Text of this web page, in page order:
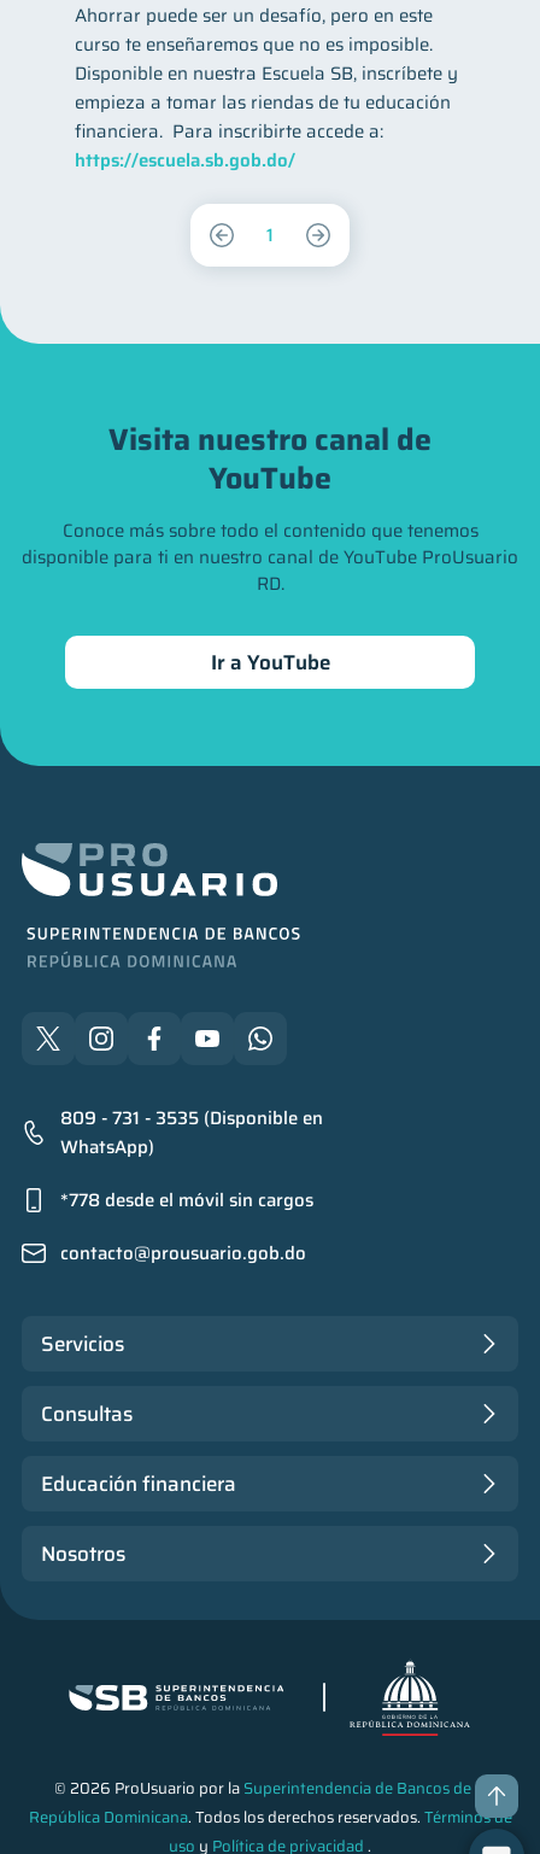
Visita nuestro canal de
YouTube
Conoce más sobre todo el contenido que tenemos
disponible para ti en nuestro canal de YouTube ProUsuario
RD.
Ir a YouTube
Ahorrar puede ser un desafío, pero en este
curso te enseñaremos que no es imposible.
Disponible en nuestra Escuela SB, inscríbete y
empieza a tomar las riendas de tu educación
financiera. ​ Para inscribirte accede a:
https://escuela.sb.gob.do/
1
© 2026 ProUsuario por laSuperintendencia de Bancos de la
República Dominicana. Todos los derechos reservados.Términos de
uso y Política de privacidad.
809 - 731 - 3535 (Disponible en
WhatsApp)
*778 desde el móvil sin cargos
contacto@prousuario.gob.do
Servicios
Consultas
Educación financiera
Nosotros